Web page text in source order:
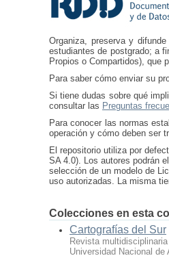
Organiza, preserva y
estudiantes de postgrado; a
Propios o Compartidos), que
Para saber cómo enviar su
Si tiene dudas sobre qué
consultar las Preguntas
Para conocer las normas
operación y cómo deben ser
El repositorio utiliza por
SA 4.0). Los autores podrán
selección de un modelo de
uso autorizadas. La misma
Colecciones en esta
Cartografías del Sur
Revista
Universidad Nacional de